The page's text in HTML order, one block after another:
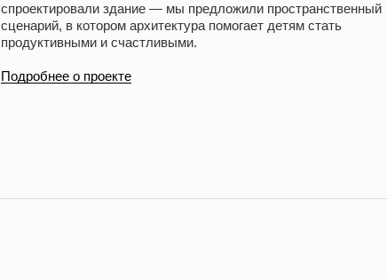
спроектировали здание — мы предложили пространственный
сценарий, в котором архитектура помогает детям стать
продуктивными и счастливыми.
Подробнее о проекте